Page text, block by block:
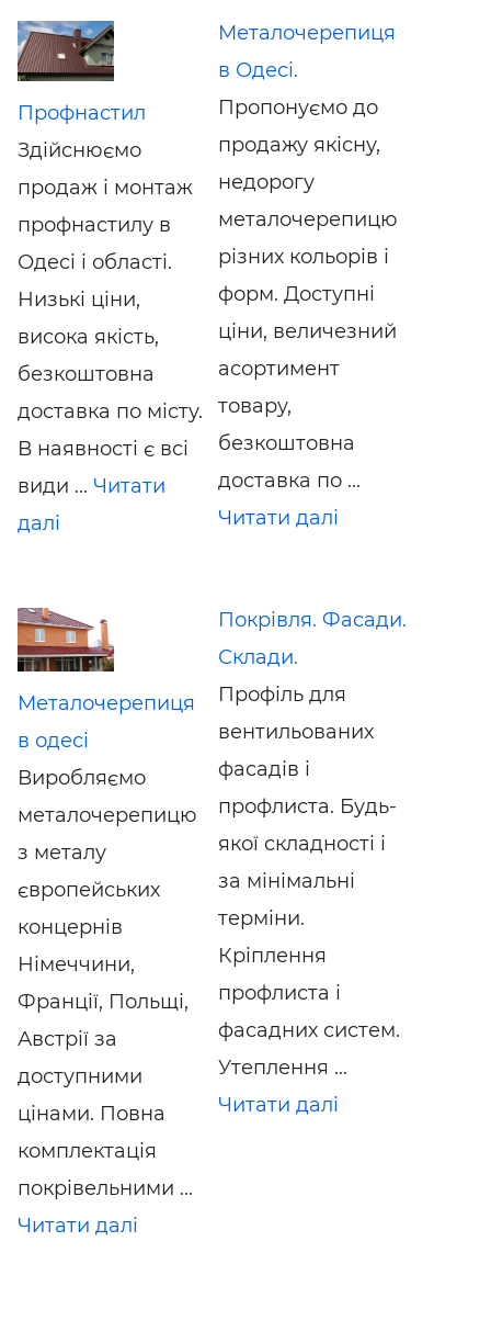
Профнастил
Здійснюємо
продаж і монтаж
профнастилу в
Одесі і області.
Низькі ціни,
висока якість,
безкоштовна
доставка по місту.
В наявності є всі
види ... Читати
далі
Металочерепиця
в Одесі.
Пропонуємо до
продажу якісну,
недорогу
металочерепицю
різних кольорів і
форм. Доступні
ціни, величезний
асортимент
товару,
безкоштовна
доставка по ...
Читати далі
Металочерепиця
в одесі
Виробляємо
металочерепицю
з металу
європейських
концернів
Німеччини,
Франції, Польщі,
Австрії за
доступними
цінами. Повна
комплектація
покрівельними ...
Читати далі
Покрівля. Фасади.
Склади.
Профіль для
вентильованих
фасадів і
профлиста. Будь-
якої складності і
за мінімальні
терміни.
Кріплення
профлиста і
фасадних систем.
Утеплення ...
Читати далі